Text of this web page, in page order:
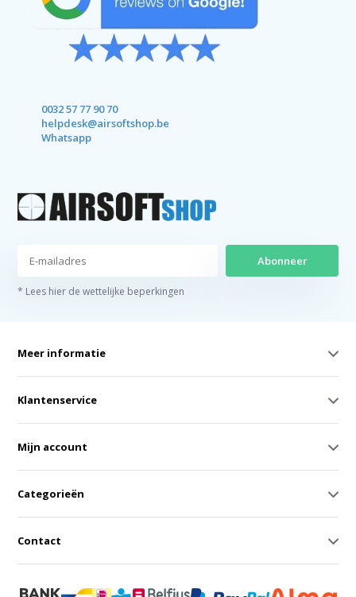
0032 57 77 90 70
helpdesk@airsoftshop.be
Whatsapp
Abonneer
* Lees hier de wettelijke beperkingen
Meer informatie
Klantenservice
Mijn account
Categorieën
Contact